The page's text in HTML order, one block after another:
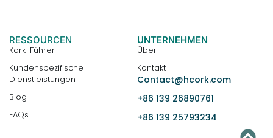
RESSOURCEN
Kork-Führer
Kundenspezifische
Dienstleistungen
Blog
FAQs
UNTERNEHMEN
Über
Kontakt
Contact@hcork.com
+86 139 26890761
+86 139 25793234